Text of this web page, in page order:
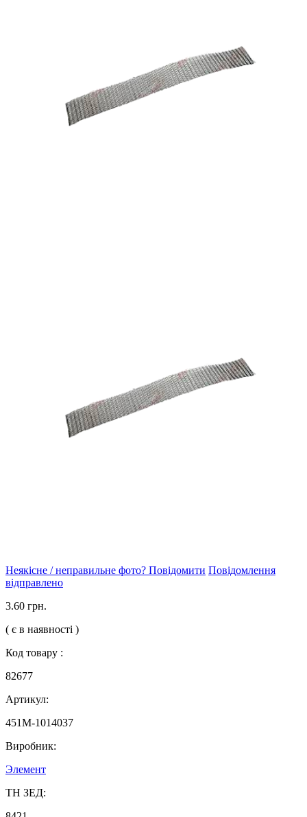
Неякісне / неправильне фото? Повідомити Повідомлення
відправлено
3.60 грн.
( є в наявності )
Код товару :
82677
Артикул:
451М-1014037
Виробник:
Элемент
ТН ЗЕД: